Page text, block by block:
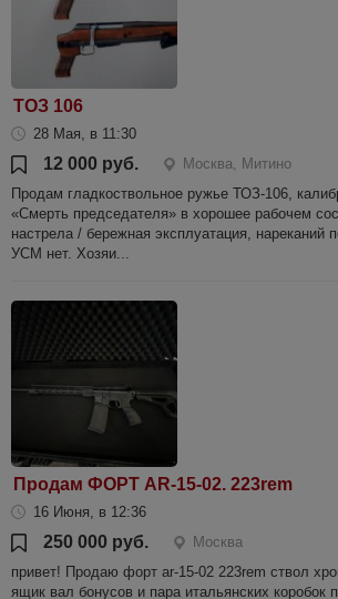
ТОЗ 106
28 Мая, в 11:30
12 000 руб.
Москва, Митино
Продам гладкоствольное ружье ТОЗ-106,
«Смерть председателя» в хорошее рабочем
настрела / бережная эксплуатация, нареканий
УСМ нет. Хозяи...
Продам ФОРТ AR-15-02. 223rem
16 Июня, в 12:36
250 000 руб.
Москва
привет! Продаю форт ar-15-02 223rem ствол
ящик вал бонусов и пара итальянских коробок